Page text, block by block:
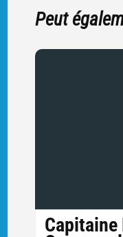
Peut
Capitaine